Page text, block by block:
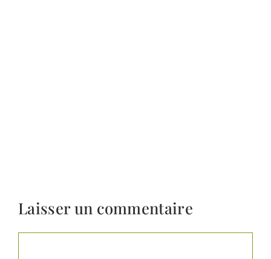
Laisser un commentaire